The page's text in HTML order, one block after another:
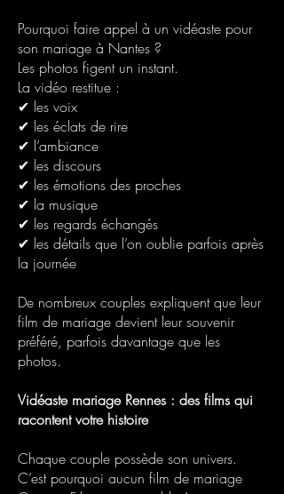
Pourquoi faire appel à un vidéaste pour
son mariage à Nantes ?
Les photos figent un instant.
La vidéo restitue :
✔ les voix
✔ les éclats de rire
✔ l’ambiance
✔ les discours
✔ les émotions des proches
✔ la musique
✔ les regards échangés
✔ les détails que l’on oublie parfois après
la journée
De nombreux couples expliquent que leur
film de mariage devient leur souvenir
préféré, parfois davantage que les
photos.
Vidéaste mariage Rennes : des films qui
racontent votre histoire
Chaque couple possède son univers.
C’est pourquoi aucun film de mariage